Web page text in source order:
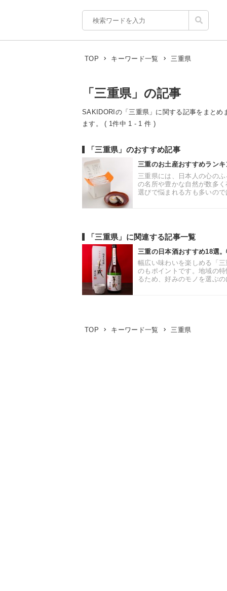
TOP キーワード一覧 三重県
「三重県」の記事
SAKIDORIの「三重県」に関する記事をまと
ます。 ( 1件中 1 - 1 件 )
「三重県」のおすすめ記事
三重のお土産おすすめラン
三重県には、日本人の心の
の名所や豊かな自然が数多
選びで悩まれる方も多いの
「三重県」に関連する記事一覧
三重の日本酒おすすめ18選
幅広い味わいを楽しめる「
のもポイントです。地域の
るため、好みのモノを選ぶ
TOP キーワード一覧 三重県